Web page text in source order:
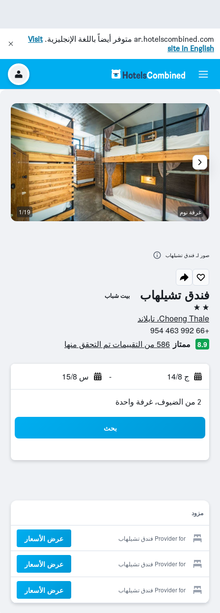
ar.hotelscombined.com متوفر أيضاً باللغة الإنجليزية.Visit
site in English
فندق تشيلهاب بيت شباب
2 نجمتين
Choeng Thale، تايلاند
+66 992 463 954
8.9 ممتاز 586 من التقييمات تم التحقق منها
ج 14/8 - س 15/8
2 من الضيوف، غرفة واحدة
بحث
مزود
Provider for فندق تشيلهاب عرض الأسعار
Provider for فندق تشيلهاب عرض الأسعار
Provider for فندق تشيلهاب عرض الأسعار
غرفة نوم 1/19
صور لـ فندق تشيلهاب